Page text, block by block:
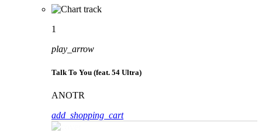
1
play_arrow
Talk To You (feat. 54 Ultra)
ANOTR
add_shopping_cart